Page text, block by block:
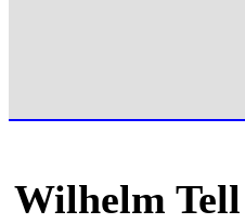
Wilhelm